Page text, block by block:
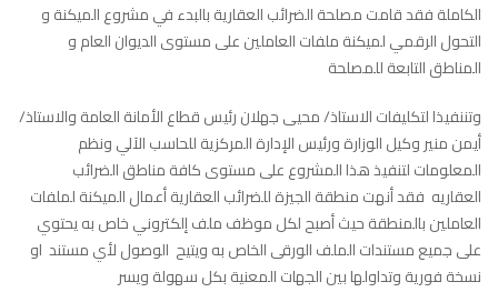
الكاملة فقد قامت مصلحة الضرائب العقارية بالبدء في مشروع الميكنة و
التحول الرقمي لميكنة ملفات العاملين على مستوى الديوان العام و
المناطق التابعة للمصلحة
وتننفيذا لتكليفات الاستاذ/ محيى جهلان رئيس قطاع الأمانة العامة والاستاذ/
أيمن منير وكيل الوزارة ورئيس الإدارة المركزية للحاسب الآلي ونظم
المعلومات لتنفيذ هذا المشروع على مستوى كافة مناطق الضرائب
العقاريه فقد أنهت منطقة الجيزة للضرائب العقارية أعمال الميكنة لملفات
العاملين بالمنطقة حيث أصبح لكل موظف ملف إلكتروني خاص به يحتوي
على جميع مستندات الملف الورقى الخاص به ويتيح الوصول لأي مستند او
نسخة فورية وتداولها بين الجهات المعنية بكل سهولة ويسر